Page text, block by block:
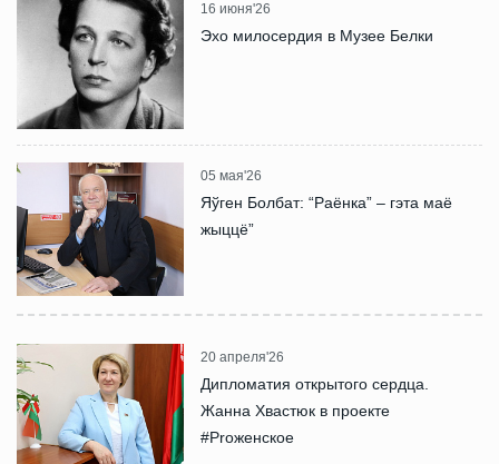
16 июня'26
Эхо милосердия в Музее Белки
05 мая'26
Яўген Болбат: “Раёнка” – гэта маё
жыццё”
20 апреля'26
Дипломатия открытого сердца.
Жанна Хвастюк в проекте
#Proженское